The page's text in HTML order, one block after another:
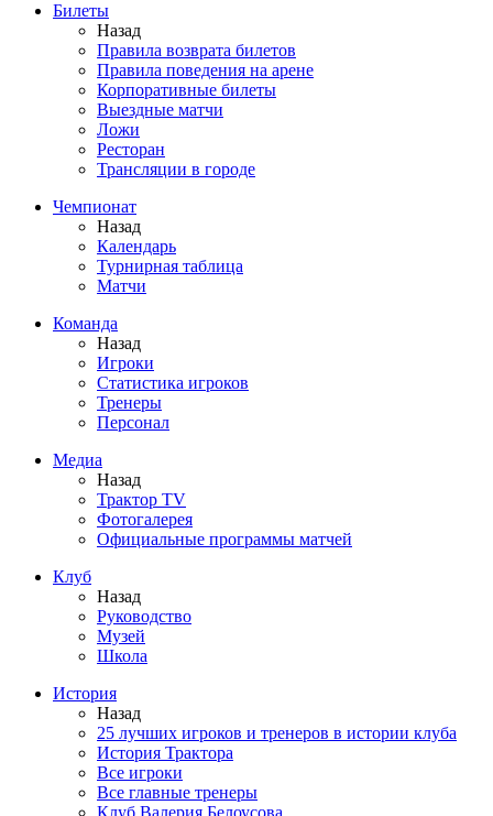
Билеты
Назад
Правила возврата билетов
Правила поведения на арене
Корпоративные билеты
Выездные матчи
Ложи
Ресторан
Трансляции в городе
Чемпионат
Назад
Календарь
Турнирная таблица
Матчи
Команда
Назад
Игроки
Статистика игроков
Тренеры
Персонал
Медиа
Назад
Трактор TV
Фотогалерея
Официальные программы матчей
Клуб
Назад
Руководство
Музей
Школа
История
Назад
25 лучших игроков и тренеров в истории клуба
История Трактора
Все игроки
Все главные тренеры
Клуб Валерия Белоусова